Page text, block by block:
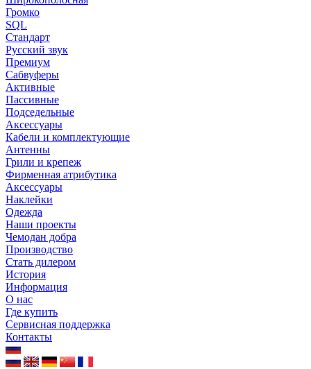
Громко
SQL
Стандарт
Русский звук
Премиум
Сабвуферы
Активные
Пассивные
Подседельные
Аксессуары
Кабели и комплектующие
Антенны
Грили и крепеж
Фирменная атрибутика
Аксессуары
Наклейки
Одежда
Наши проекты
Чемодан добра
Производство
Стать дилером
История
Информация
О нас
Где купить
Сервисная поддержка
Контакты